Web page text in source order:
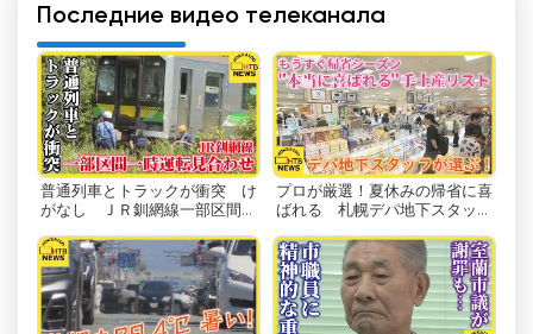
им воспитывать здравый смысл, эмоции, знания
и навыки, необходимые в повседневной жизни.
Одним из основных преимуществ,
предоставляемых HTB своим зрителям,
является возможность смотреть телевидение
в режиме онлайн с помощью потокового
вещания. В современном быстро меняющемся
цифровом мире прямые трансляции
становятся все более популярными, поскольку
позволяют зрителям получать доступ к
любимым телеканалам и программам в любое
Последние видео телеканала
普通列車とトラックが衝突 け
がなし ＪＲ釧網線一部区間で
ク・小清水町
プロが厳選！夏休みの帰省に喜
ばれる 札幌デパ地下スタッフ
リスト